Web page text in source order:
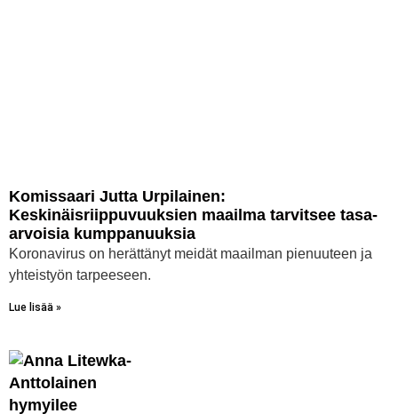
Komissaari Jutta Urpilainen:
Keskinäisriippuvuuksien maailma tarvitsee tasa-
arvoisia kumppanuuksia
Koronavirus on herättänyt meidät maailman pienuuteen ja
yhteistyön tarpeeseen.
Lue lisää »